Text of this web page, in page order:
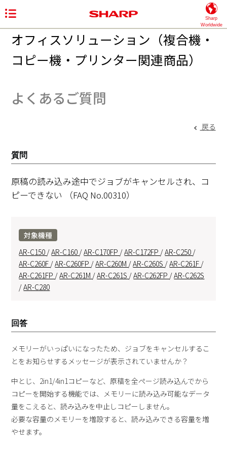
Sharp
Worldwide
オフィスソリューション（複合機・
コピー機・プリンター関連商品）
よくあるご質問
戻る
質問
原稿の読み込み途中でジョブがキャンセルされ、コ
ピーできない
（FAQ No.00310）
対象機種
AR-C150 /AR-C160 /AR-C170FP /AR-C172FP /AR-C250 /
AR-C260F /AR-C260FP /AR-C260M /AR-C260S /AR-C261F /
AR-C261FP /AR-C261M /AR-C261S /AR-C262FP /AR-C262S
/AR-C280
回答
メモリーがいっぱいになったため、ジョブをキャンセルするこ
とをお知らせするメッセージが表示されていませんか？
中とじ、2in1/4in1コピーなど、原稿を全ページ読み込んでから
コピーを開始する機能では、メモリーに読み込み可能なデータ
量をこえると、読み込みを中止しコピーしません。
必要な容量のメモリーを増設すると、読み込みできる容量を増
やせます。